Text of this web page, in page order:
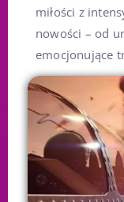
miłości z
nowości – od
emocjonujące